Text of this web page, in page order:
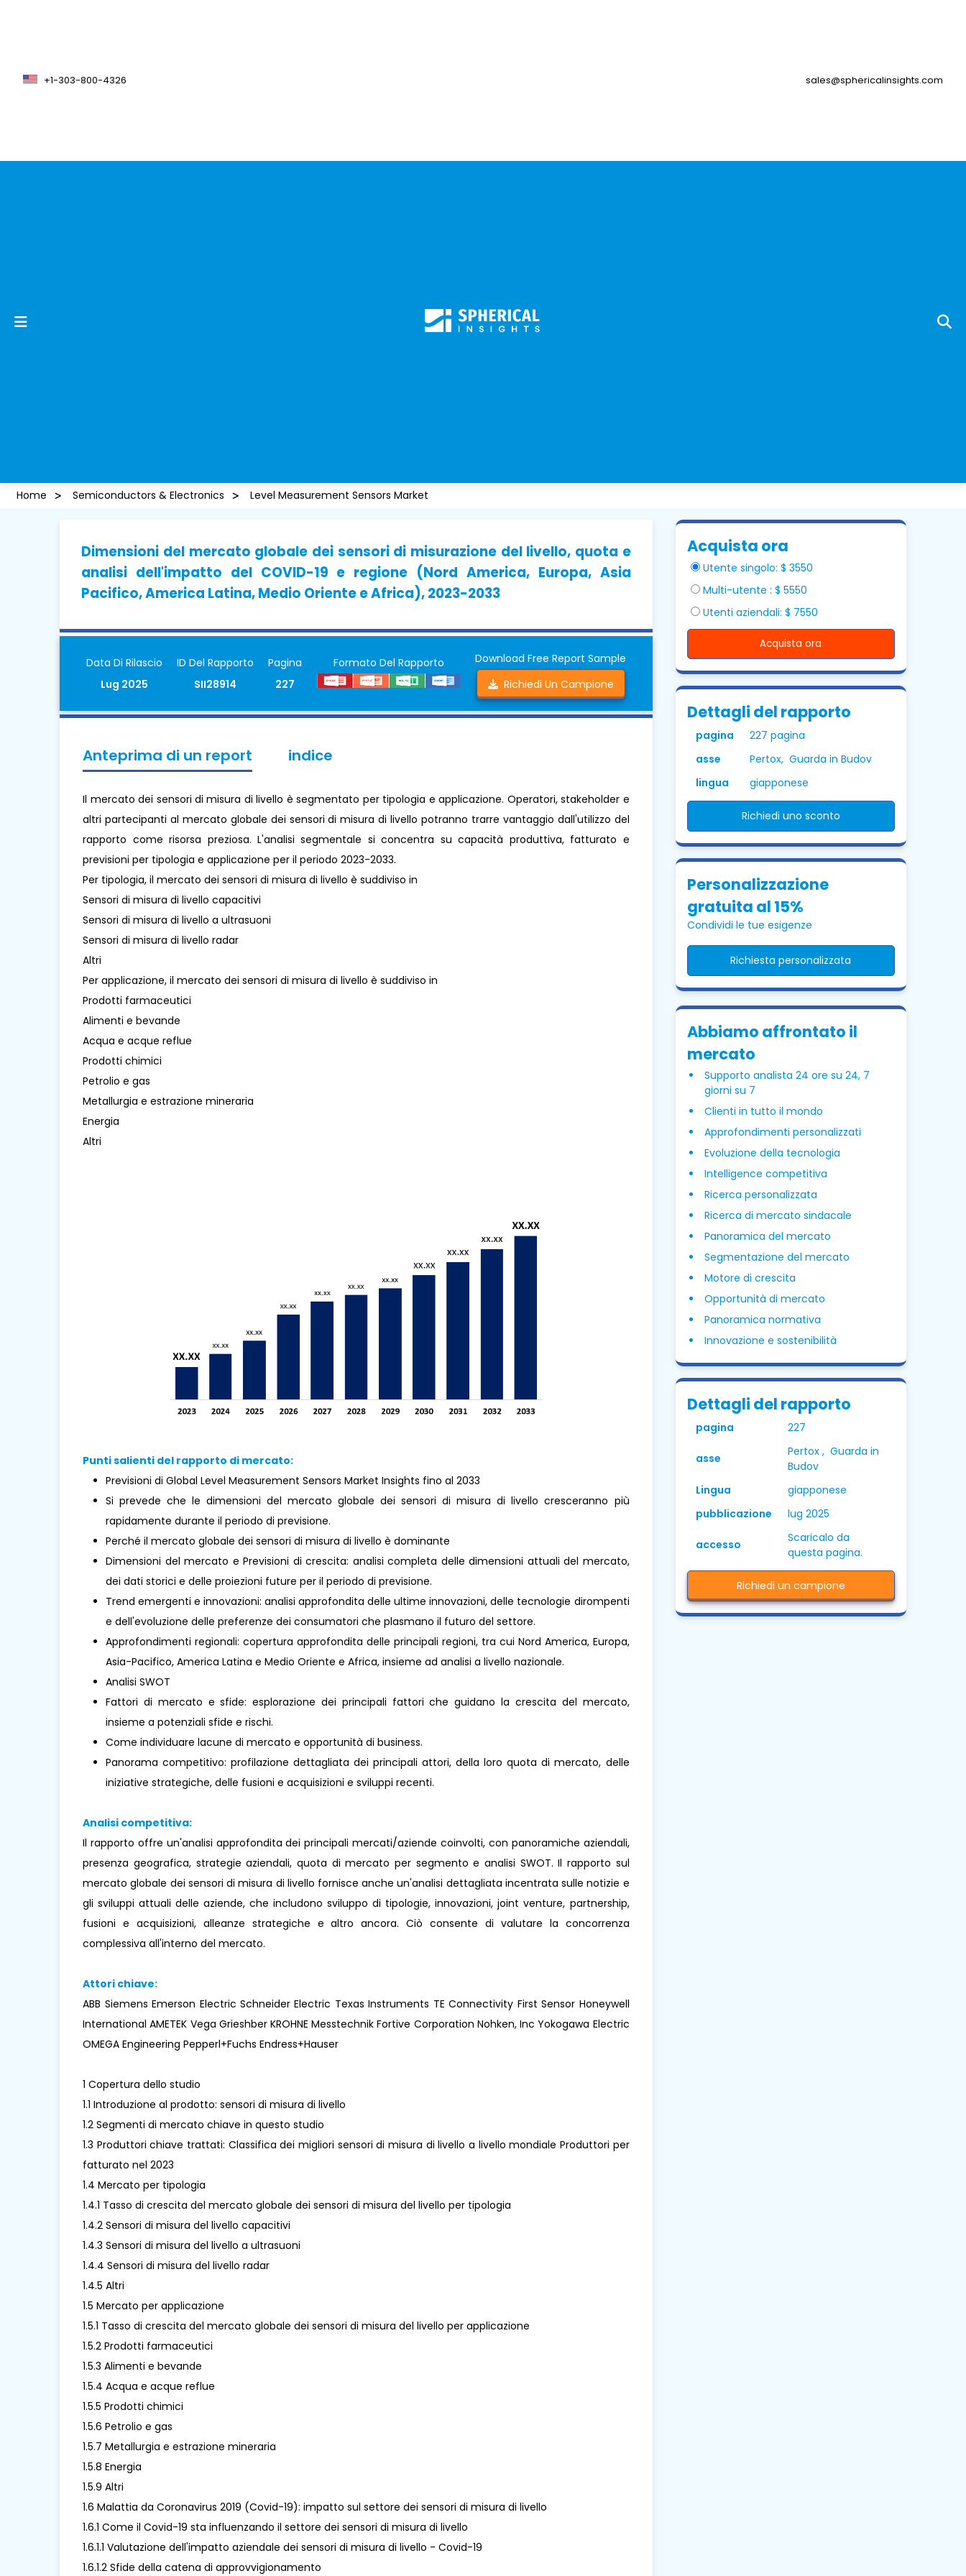
+1-303-800-4326 sales@sphericalinsights.com
Home Semiconductors & Electronics Level Measurement Sensors Market
Dimensioni del mercato globale dei sensori di misurazione del livello, quota e
analisi dell'impatto del COVID-19 e regione (Nord America, Europa, Asia
Pacifico, America Latina, Medio Oriente e Africa), 2023-2033
Data Di Rilascio
Lug 2025
ID Del Rapporto
SII28914
Pagina
227
Formato Del Rapporto
Download Free Report Sample
Richiedi Un Campione
Anteprima di un report indice
Il mercato dei sensori di misura di livello è segmentato per tipologia e applicazione. Operatori, stakeholder e
altri partecipanti al mercato globale dei sensori di misura di livello potranno trarre vantaggio dall'utilizzo del
rapporto come risorsa preziosa. L'analisi segmentale si concentra su capacità produttiva, fatturato e
previsioni per tipologia e applicazione per il periodo 2023-2033.
Per tipologia, il mercato dei sensori di misura di livello è suddiviso in
Sensori di misura di livello capacitivi
Sensori di misura di livello a ultrasuoni
Sensori di misura di livello radar
Altri
Per applicazione, il mercato dei sensori di misura di livello è suddiviso in
Prodotti farmaceutici
Alimenti e bevande
Acqua e acque reflue
Prodotti chimici
Petrolio e gas
Metallurgia e estrazione mineraria
Energia
Altri
Punti salienti del rapporto di mercato:
Previsioni di Global Level Measurement Sensors Market Insights fino al 2033
Si prevede che le dimensioni del mercato globale dei sensori di misura di livello cresceranno più
rapidamente durante il periodo di previsione.
Perché il mercato globale dei sensori di misura di livello è dominante
Dimensioni del mercato e Previsioni di crescita: analisi completa delle dimensioni attuali del mercato,
dei dati storici e delle proiezioni future per il periodo di previsione.
Trend emergenti e innovazioni: analisi approfondita delle ultime innovazioni, delle tecnologie dirompenti
e dell'evoluzione delle preferenze dei consumatori che plasmano il futuro del settore.
Approfondimenti regionali: copertura approfondita delle principali regioni, tra cui Nord America, Europa,
Asia-Pacifico, America Latina e Medio Oriente e Africa, insieme ad analisi a livello nazionale.
Analisi SWOT
Fattori di mercato e sfide: esplorazione dei principali fattori che guidano la crescita del mercato,
insieme a potenziali sfide e rischi.
Come individuare lacune di mercato e opportunità di business.
Panorama competitivo: profilazione dettagliata dei principali attori, della loro quota di mercato, delle
iniziative strategiche, delle fusioni e acquisizioni e sviluppi recenti.
Analisi competitiva:
Il rapporto offre un'analisi approfondita dei principali mercati/aziende coinvolti, con panoramiche aziendali,
presenza geografica, strategie aziendali, quota di mercato per segmento e analisi SWOT. Il rapporto sul
mercato globale dei sensori di misura di livello fornisce anche un'analisi dettagliata incentrata sulle notizie e
gli sviluppi attuali delle aziende, che includono sviluppo di tipologie, innovazioni, joint venture, partnership,
fusioni e acquisizioni, alleanze strategiche e altro ancora. Ciò consente di valutare la concorrenza
complessiva all'interno del mercato.
Attori chiave:
ABB Siemens Emerson Electric Schneider Electric Texas Instruments TE Connectivity First Sensor Honeywell
International AMETEK Vega Grieshber KROHNE Messtechnik Fortive Corporation Nohken, Inc Yokogawa Electric
OMEGA Engineering Pepperl+Fuchs Endress+Hauser
1 Copertura dello studio
1.1 Introduzione al prodotto: sensori di misura di livello
1.2 Segmenti di mercato chiave in questo studio
1.3 Produttori chiave trattati: Classifica dei migliori sensori di misura di livello a livello mondiale Produttori per
fatturato nel 2023
1.4 Mercato per tipologia
1.4.1 Tasso di crescita del mercato globale dei sensori di misura del livello per tipologia
1.4.2 Sensori di misura del livello capacitivi
1.4.3 Sensori di misura del livello a ultrasuoni
1.4.4 Sensori di misura del livello radar
1.4.5 Altri
1.5 Mercato per applicazione
1.5.1 Tasso di crescita del mercato globale dei sensori di misura del livello per applicazione
1.5.2 Prodotti farmaceutici
1.5.3 Alimenti e bevande
1.5.4 Acqua e acque reflue
1.5.5 Prodotti chimici
1.5.6 Petrolio e gas
1.5.7 Metallurgia e estrazione mineraria
1.5.8 Energia
1.5.9 Altri
1.6 Malattia da Coronavirus 2019 (Covid-19): impatto sul settore dei sensori di misura di livello
1.6.1 Come il Covid-19 sta influenzando il settore dei sensori di misura di livello
1.6.1.1 Valutazione dell'impatto aziendale dei sensori di misura di livello - Covid-19
1.6.1.2 Sfide della catena di approvvigionamento
Acquista ora
Utente singolo: $ 3550
Multi-utente : $ 5550
Utenti aziendali: $ 7550
Acquista ora
Dettagli del rapporto
pagina
227 pagina
asse
Pertox, Guarda in Budov
lingua
giapponese
Richiedi uno sconto
Personalizzazione
gratuita al 15%
Condividi le tue esigenze
Richiesta personalizzata
Abbiamo affrontato il
mercato
Supporto analista 24 ore su 24, 7
giorni su 7
Clienti in tutto il mondo
Approfondimenti personalizzati
Evoluzione della tecnologia
Intelligence competitiva
Ricerca personalizzata
Ricerca di mercato sindacale
Panoramica del mercato
Segmentazione del mercato
Motore di crescita
Opportunità di mercato
Panoramica normativa
Innovazione e sostenibilità
Dettagli del rapporto
pagina 227
asse
Pertox , Guarda in
Budov
Lingua
giapponese
pubblicazione
lug 2025
accesso
Scaricalo da
questa pagina.
Richiedi un campione